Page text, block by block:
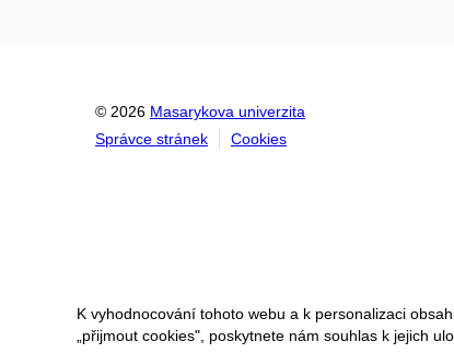
© 2026 Masarykova univerzita
Správce stránek
Cookies
K vyhodnocování tohoto webu a k personalizaci
„přijmout cookies", poskytnete nám souhlas k jejich